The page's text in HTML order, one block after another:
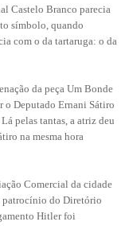
Castelo Branco parecia
símbolo, quando
com o da tartaruga: o da
da peça Um Bonde
o Deputado Ernani Sátiro
pelas tantas, a atriz deu
na mesma hora
Comercial da cidade
do Diretório
Hitler foi